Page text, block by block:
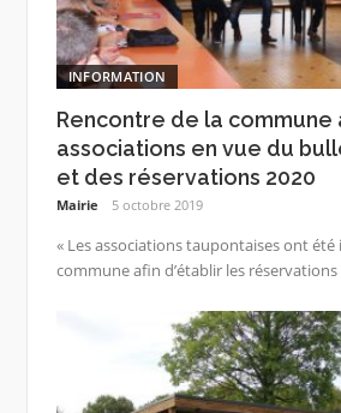
INFORMATION
Rencontre de la commune
associations en vue du
et des réservations 2020
Mairie 5 octobre 2019
« Les associations taupontaises ont été
commune afin d’établir les réservations